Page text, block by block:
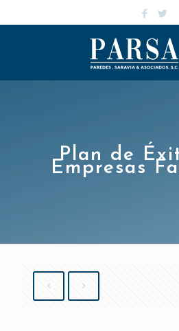
Plan de
Empresas